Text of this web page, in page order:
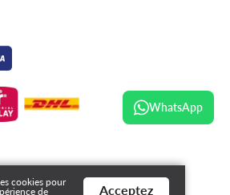
WhatsApp
cookies pour
de Acceptez